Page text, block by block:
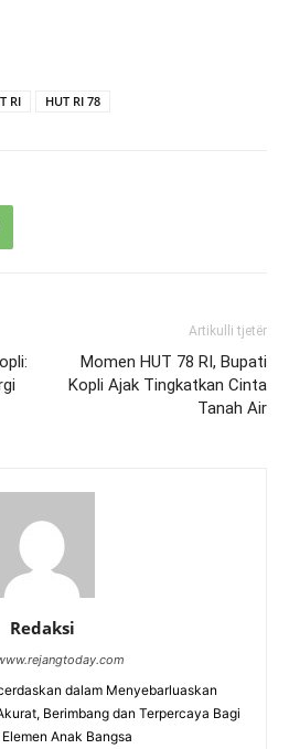
RI HUT RI 78
Artikulli tjetër
Momen HUT 78 RI, Bupati
Kopli Ajak Tingkatkan Cinta
Tanah Air
Redaksi
dalam Menyebarluaskan
Berimbang dan Terpercaya Bagi
Anak Bangsa